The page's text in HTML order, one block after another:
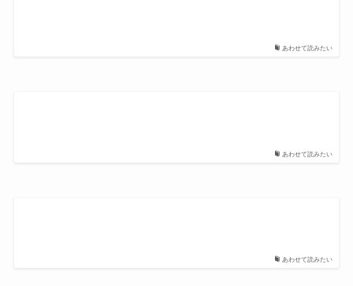
あわせて読みたい
あわせて読みたい
あわせて読みたい